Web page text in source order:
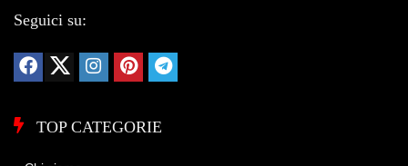
Seguici su:
TOP CATEGORIE